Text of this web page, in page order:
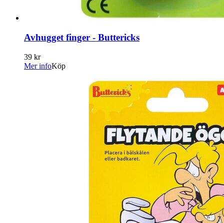
Avhugget finger - Buttericks
39 kr
Mer infoKöp